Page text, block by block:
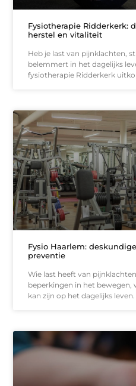
Fysiotherapie Ridderkerk:
herstel en vitaliteit
Heb je last van pijnklachten,
belemmert in het dagelijks
fysiotherapie Ridderkerk
Fysio Haarlem:
preventie
Wie last heeft van
beperkingen in het
kan zijn op het dagelijks